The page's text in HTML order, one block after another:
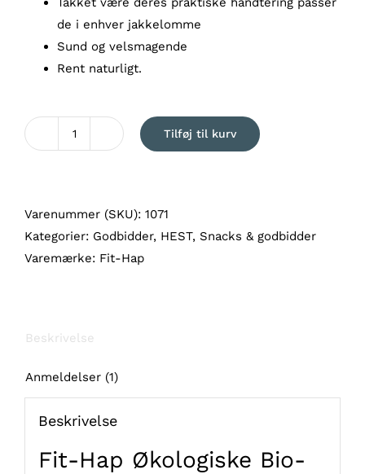
de i enhver jakkelomme
Sund og velsmagende
Rent naturligt.
Hørsticks
Bio-
Lein-
antal
Tilføj til kurv
Varenummer (SKU): 1071
Kategorier: Godbidder, HEST, Snacks & godbidder
Varemærke: Fit-Hap
Beskrivelse
Anmeldelser (1)
Beskrivelse
Fit-Hap Økologiske Bio-